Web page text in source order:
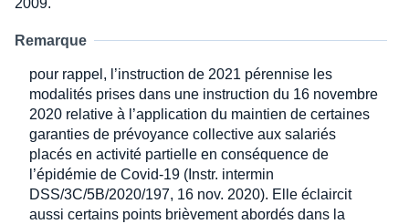
2009.
Remarque
pour rappel, l’instruction de 2021 pérennise les
modalités prises dans une instruction du 16 novembre
2020 relative à l’application du maintien de certaines
garanties de prévoyance collective aux salariés
placés en activité partielle en conséquence de
l’épidémie de Covid-19 (Instr. intermin
DSS/3C/5B/2020/197, 16 nov. 2020). Elle éclaircit
aussi certains points brièvement abordés dans la